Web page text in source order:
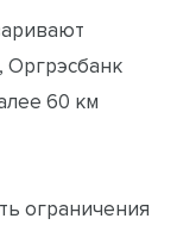
Оргрэсбанк
60 км
ограничения